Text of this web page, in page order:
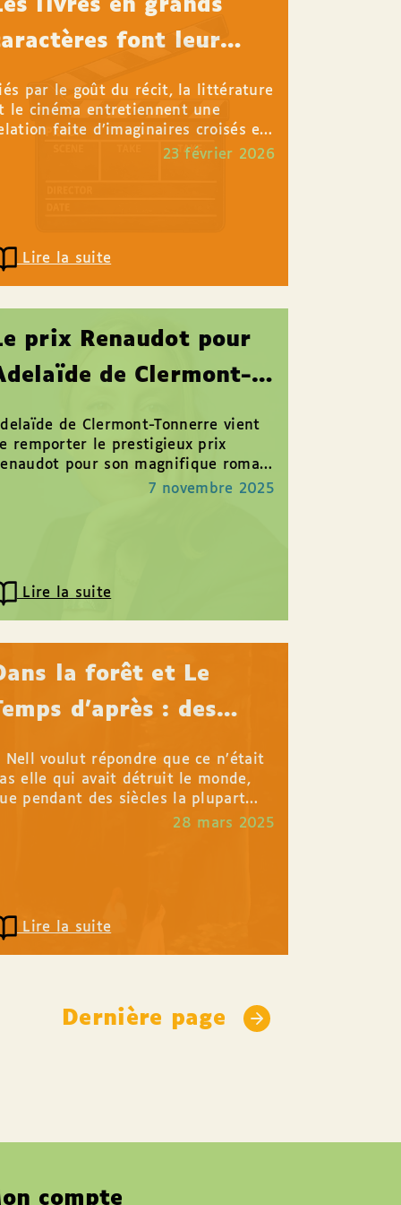
livres en grands
font leur
cinéma !
par le goût du récit, la littérature
le cinéma entretiennent une
faite d’imaginaires croisés et
réinventions. Les nombreux films
23 février 2026
Lire la suite
prix Renaudot pour
de Clermont-
Tonnerre
de Clermont-Tonnerre vient
remporter le prestigieux prix
pour son magnifique roman
voulais vivre ! Nous sommes fiers
7 novembre 2025
Lire la suite
la forêt et Le
d’après : des
fables écologiques
Nell voulut répondre que ce n’était
elle qui avait détruit le monde,
pendant des siècles la plupart
êtres humains qui vivaient...
28 mars 2025
Lire la suite
Dernière page
compte